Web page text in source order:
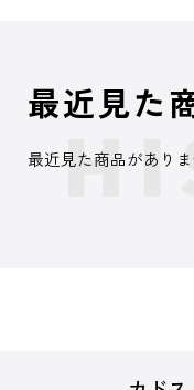
最近見た
最近見た商品がありま